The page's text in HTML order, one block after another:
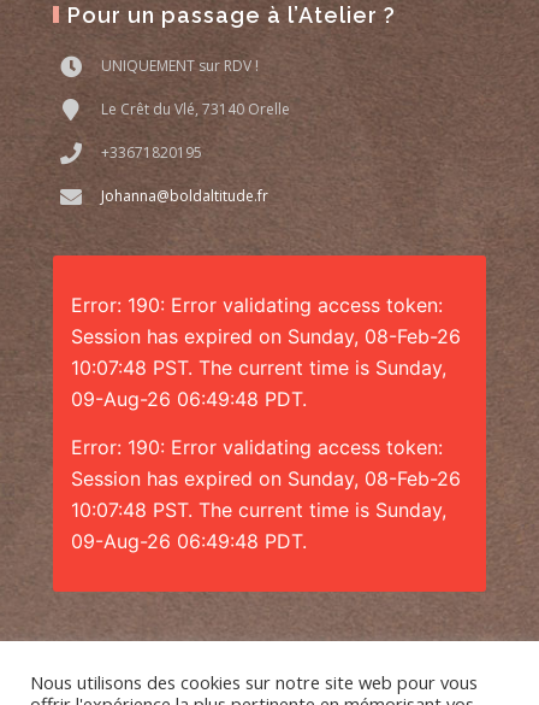
Pour un passage à l’Atelier ?
UNIQUEMENT sur RDV !
Le Crêt du Vlé, 73140 Orelle
+33671820195
Johanna@boldaltitude.fr
Error: 190: Error validating access token:
Session has expired on Sunday, 08-Feb-26
10:07:48 PST. The current time is Sunday,
09-Aug-26 06:49:48 PDT.
Error: 190: Error validating access token:
Session has expired on Sunday, 08-Feb-26
10:07:48 PST. The current time is Sunday,
09-Aug-26 06:49:48 PDT.
Nous utilisons des cookies sur notre site web pour vous